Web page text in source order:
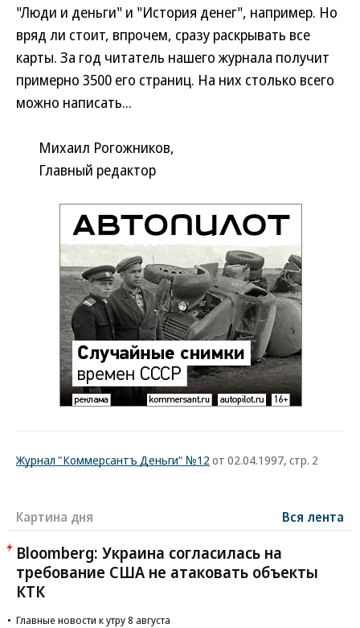
"Люди и деньги" и "История денег", например. Но
вряд ли стоит, впрочем, сразу раскрывать все
карты. За год читатель нашего журнала получит
примерно 3500 его страниц. На них столько всего
можно написать...
Михаил Рогожников,
Главный редактор
Журнал "Коммерсантъ Деньги" №12 от 02.04.1997, стр. 2
Картина дня Вся лента
Bloomberg: Украина согласилась на
требование США не атаковать объекты
КТК
Главные новости к утру 8 августа